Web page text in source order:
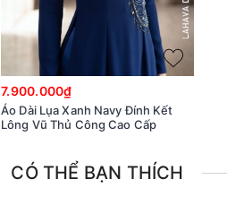
7.900.000₫
Áo Dài Lụa Xanh Navy Đính Kết
Lông Vũ Thủ Công Cao Cấp
CÓ THỂ BẠN THÍCH